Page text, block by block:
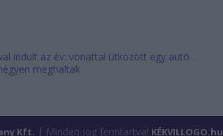
indult az év: vonattal ütközött egy autó
meghaltak
Kft. | Minden jog fenntartva! KÉKVILLOGO.hu